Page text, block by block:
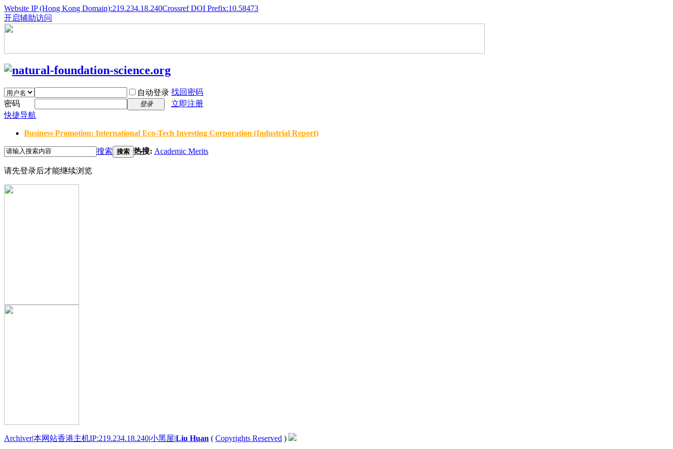
Website IP (Hong Kong Domain):219.234.18.240Crossref DOI Prefix:10.58473
开启辅助访问
自动登录 找回密码
密码
登录
立即注册
快捷导航
Business Promotion: International Eco-Tech Investing Corporation (Industrial Report)
搜索 搜索 热搜: Academic Merits
请先登录后才能继续浏览
Archiver|本网站香港主机IP:219.234.18.240|小黑屋|Liu Huan ( Copyrights Reserved )